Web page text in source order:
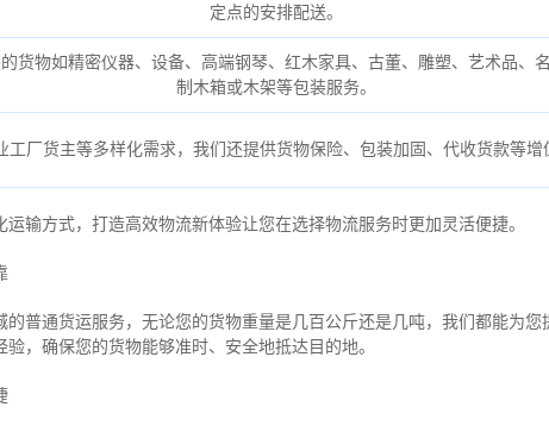
定点的安排配送。
货物如精密仪器、设备、高端钢琴、红木家具、古董、雕塑、艺术品、
制木箱或木架等包装服务。
工厂货主等多样化需求，我们还提供货物保险、包装加固、代收货款等增
输方式，打造高效物流新体验让您在选择物流服务时更加灵活便捷。
普通货运服务，无论您的货物重量是几百公斤还是几吨，我们都能为您
，确保您的货物能够准时、安全地抵达目的地。